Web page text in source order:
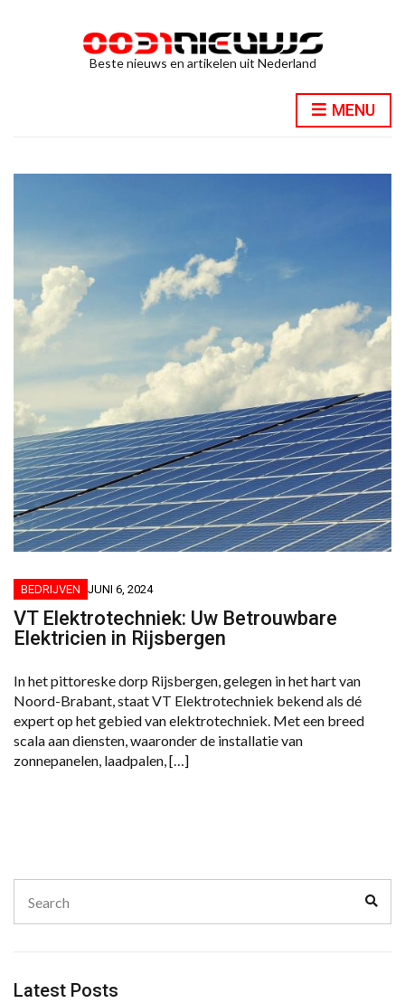
Beste nieuws en artikelen uit Nederland
MENU
BEDRIJVEN JUNI 6, 2024
VT Elektrotechniek: Uw Betrouwbare
Elektricien in Rijsbergen
In het pittoreske dorp Rijsbergen, gelegen in het hart van
Noord-Brabant, staat VT Elektrotechniek bekend als dé
expert op het gebied van elektrotechniek. Met een breed
scala aan diensten, waaronder de installatie van
zonnepanelen, laadpalen, […]
for:
Latest Posts